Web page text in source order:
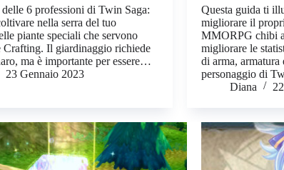
6 professioni di Twin Saga:
nella serra del tuo
piante speciali che servono
Crafting. Il giardinaggio richiede
ma è importante per essere…
23 Gennaio 2023
Questa guida ti
migliorare il
MMORPG chibi
migliorare le
di arma, armatura
personaggio di
Diana